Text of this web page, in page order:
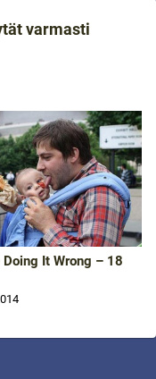
varmasti
Doing It Wrong – 18